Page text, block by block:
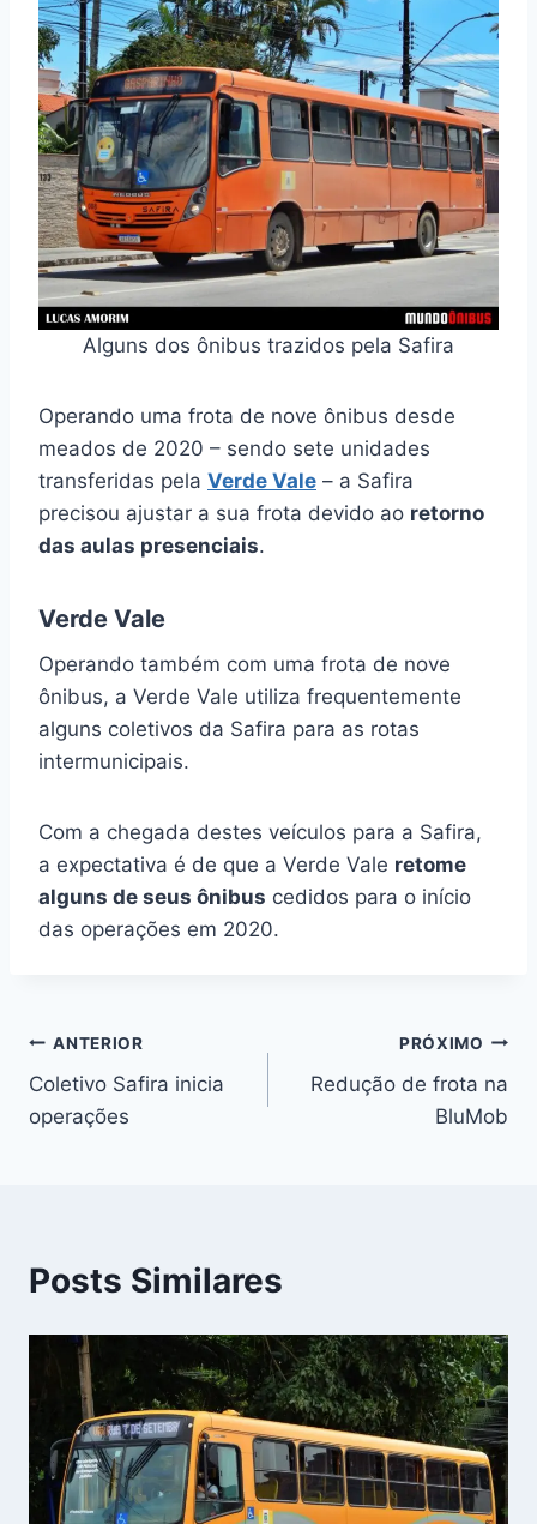
Alguns dos ônibus trazidos pela Safira
Operando uma frota de nove ônibus desde
meados de 2020 – sendo sete unidades
transferidas pela Verde Vale – a Safira
precisou ajustar a sua frota devido ao retorno
das aulas presenciais.
Verde Vale
Operando também com uma frota de nove
ônibus, a Verde Vale utiliza frequentemente
alguns coletivos da Safira para as rotas
intermunicipais.
Com a chegada destes veículos para a Safira,
a expectativa é de que a Verde Vale retome
alguns de seus ônibus cedidos para o início
das operações em 2020.
Navegação
de
ANTERIOR
Coletivo Safira inicia
operações
PRÓXIMO
Redução de frota na
BluMob
Posts Similares